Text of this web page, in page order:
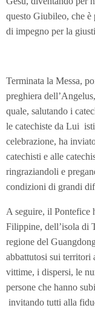
questo Giubileo, che
di impegno per la
Terminata la Messa,
preghiera
quale, salutando i
le catechiste da Lui
celebrazione, ha
catechisti e alle
ringraziandoli e
condizioni di grandi
A seguire, il Pontefice
Filippine, dell’isola di
regione del
abbattutosi sui territori
vittime, i dispersi, le
persone che hanno
invitando tutti alla